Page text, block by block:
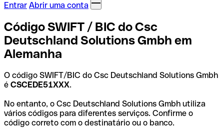
Entrar Abrir uma conta
Código SWIFT / BIC do Csc
Deutschland Solutions Gmbh em
Alemanha
O código SWIFT/BIC do Csc Deutschland Solutions Gmbh
é CSCEDE51XXX.
No entanto, o Csc Deutschland Solutions Gmbh utiliza
vários códigos para diferentes serviços. Confirme o
código correto com o destinatário ou o banco.